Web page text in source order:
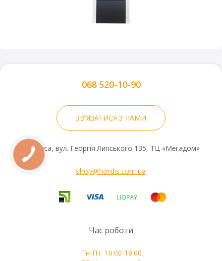
068 520-10-90
ЗВ'ЯЗАТИСЯ З НАМИ
м. Одеса, вул. Георгія Липського 135, ТЦ «Мегадом»
shop@hordis.com.ua
Час роботи
Пн-Пт: 10:00-18:00